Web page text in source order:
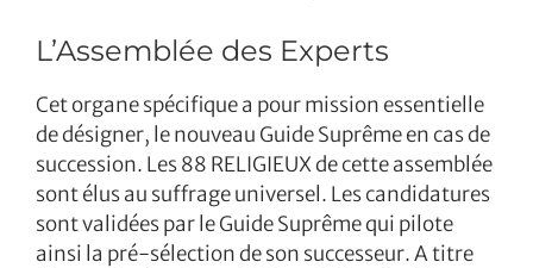
L’Assemblée des Experts
Cet organe spécifique a pour mission essentielle
de désigner, le nouveau Guide Suprême en cas de
succession. Les 88 RELIGIEUX de cette assemblée
sont élus au suffrage universel. Les candidatures
sont validées par le Guide Suprême qui pilote
ainsi la pré-sélection de son successeur. A titre